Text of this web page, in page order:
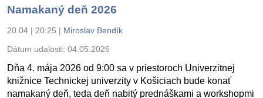
Namakaný deň 2026
20.04 | 20:25 | Miroslav Bendík
Dátum udalosti: 04.05.2026
Dňa 4. mája 2026 od 9:00 sa v priestoroch Univerzitnej
knižnice Technickej univerzity v Košiciach bude konať
namakaný deň, teda deň nabitý prednáškami a workshopmi